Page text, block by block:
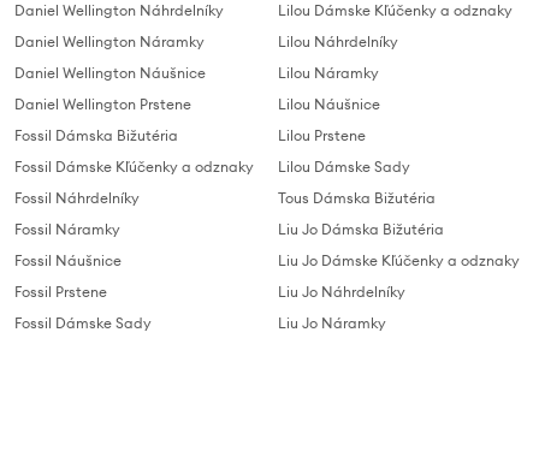
Daniel Wellington Náhrdelníky
Daniel Wellington Náramky
Daniel Wellington Náušnice
Daniel Wellington Prstene
Fossil Dámska Bižutéria
Fossil Dámske Kľúčenky a odznaky
Fossil Náhrdelníky
Fossil Náramky
Fossil Náušnice
Fossil Prstene
Fossil Dámske Sady
Lilou Dámske Kľúčenky a odznaky
Lilou Náhrdelníky
Lilou Náramky
Lilou Náušnice
Lilou Prstene
Lilou Dámske Sady
Tous Dámska Bižutéria
Liu Jo Dámska Bižutéria
Liu Jo Dámske Kľúčenky a odznaky
Liu Jo Náhrdelníky
Liu Jo Náramky